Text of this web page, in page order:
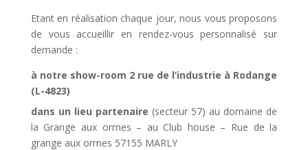
Etant en réalisation chaque jour, nous vous proposons
de vous accueillir en rendez-vous personnalisé sur
demande :
à notre show-room 2 rue de l’industrie à Rodange
(L-4823)
dans un lieu partenaire (secteur 57) au domaine de
la Grange aux ormes – au Club house – Rue de la
grange aux ormes 57155 MARLY